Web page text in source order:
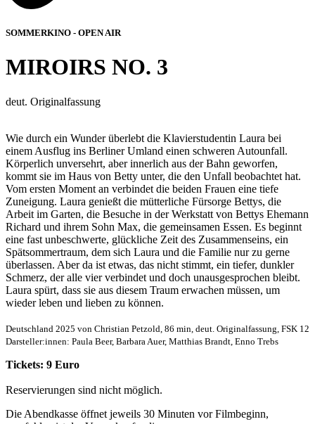
SOMMERKINO - OPEN AIR
MIROIRS NO. 3
deut. Originalfassung
Wie durch ein Wunder überlebt die Klavierstudentin Laura bei
einem Ausflug ins Berliner Umland einen schweren Autounfall.
Körperlich unversehrt, aber innerlich aus der Bahn geworfen,
kommt sie im Haus von Betty unter, die den Unfall beobachtet hat.
Vom ersten Moment an verbindet die beiden Frauen eine tiefe
Zuneigung. Laura genießt die mütterliche Fürsorge Bettys, die
Arbeit im Garten, die Besuche in der Werkstatt von Bettys Ehemann
Richard und ihrem Sohn Max, die gemeinsamen Essen. Es beginnt
eine fast unbeschwerte, glückliche Zeit des Zusammenseins, ein
Spätsommertraum, dem sich Laura und die Familie nur zu gerne
überlassen. Aber da ist etwas, das nicht stimmt, ein tiefer, dunkler
Schmerz, der alle vier verbindet und doch unausgesprochen bleibt.
Laura spürt, dass sie aus diesem Traum erwachen müssen, um
wieder leben und lieben zu können.
Deutschland 2025 von Christian Petzold, 86 min, deut. Originalfassung, FSK 12
Darsteller:innen: Paula Beer, Barbara Auer, Matthias Brandt, Enno Trebs
Tickets: 9 Euro
Reservierungen sind nicht möglich.
Die Abendkasse öffnet jeweils 30 Minuten vor Filmbeginn,